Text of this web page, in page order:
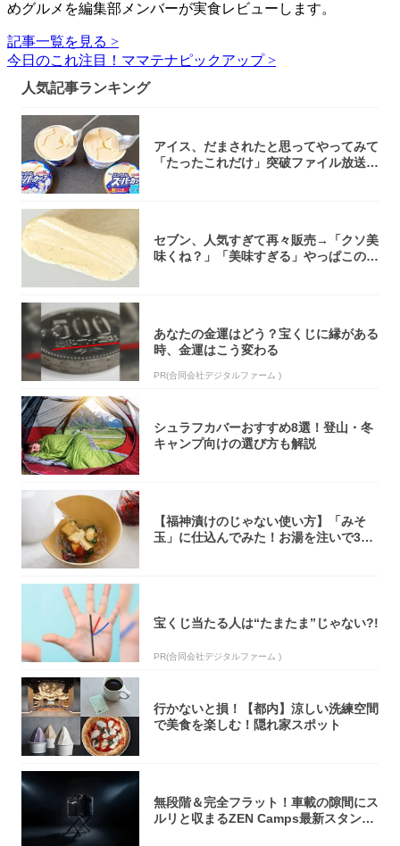
めグルメを編集部メンバーが実食レビューします。
記事一覧を見る >
今日のこれ注目！ママテナピックアップ >
人気記事ランキング
アイス、だまされたと思ってやってみて
「たったこれだけ」突破ファイル放送で
セブン、人気すぎて再々販売→「クソ美
味くね？」「美味すぎる」やっぱこのク
あなたの金運はどう？宝くじに縁がある
時、金運はこう変わる
PR(合同会社デジタルファーム )
シュラフカバーおすすめ8選！登山・冬
キャンプ向けの選び方も解説
【福神漬けのじゃない使い方】「みそ
玉」に仕込んでみた！お湯を注いで30
宝くじ当たる人は“たまたま”じゃない?!
PR(合同会社デジタルファーム )
行かないと損！【都内】涼しい洗練空間
で美食を楽しむ！隠れ家スポット
無段階＆完全フラット！車載の隙間にス
ルリと収まるZEN Camps最新スタンド